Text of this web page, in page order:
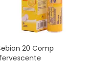
20 Comp